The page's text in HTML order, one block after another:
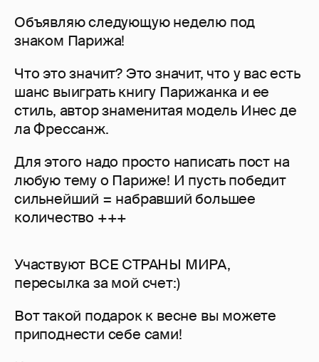
Объявляю следующую неделю под
знаком Парижа!
Что это значит? Это значит, что у вас есть
шанс выиграть книгу Парижанка и ее
стиль, автор знаменитая модель Инес де
ла Фрессанж.
Для этого надо просто написать пост на
любую тему о Париже! И пусть победит
сильнейший = набравший большее
количество +++
Участвуют ВСЕ СТРАНЫ МИРА,
пересылка за мой счет:)
Вот такой подарок к весне вы можете
приподнести себе сами!